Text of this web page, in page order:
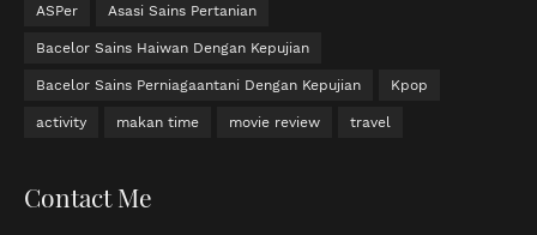
ASPer Asasi Sains Pertanian
Bacelor Sains Haiwan Dengan Kepujian
Bacelor Sains Perniagaantani Dengan Kepujian Kpop
activity makan time movie review travel
Contact Me